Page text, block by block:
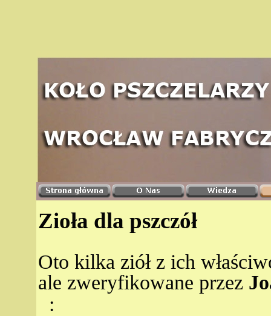
Zioła dla pszczół
Oto kilka ziół z ich
ale zweryfikowane przez
: